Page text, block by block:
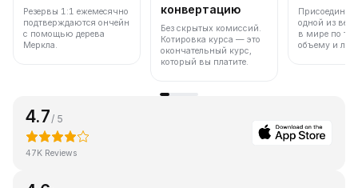
Резервы 1:1 ежемесячно
подтверждаются ончейн
с помощью дерева
Меркла.
конвертацию
Без скрытых комиссий.
Котировка курса — это
окончательный курс,
который вы платите.
одной из
в мире по
объему и
4.7 / 5
47K Reviews